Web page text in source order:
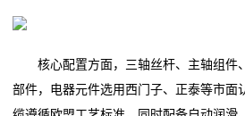
核心配置方面，三轴丝杆、主轴组件
部件，电器元件选用西门子、正泰等市面